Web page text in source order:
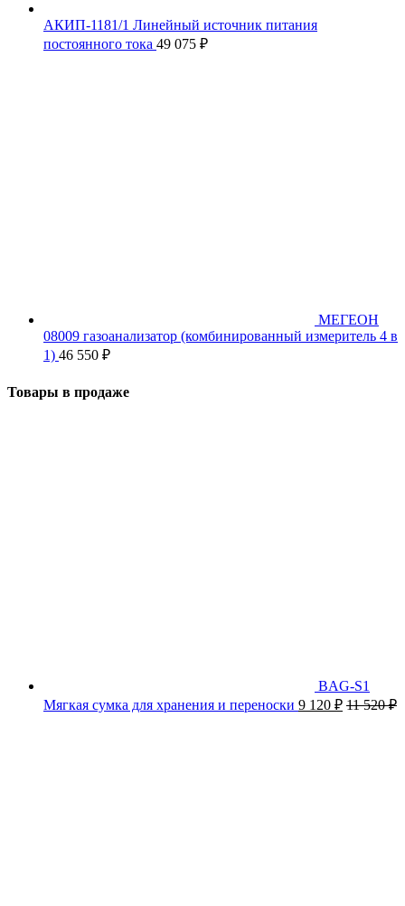
АКИП-1181/1 Линейный источник питания
постоянного тока 49 075 ₽
МЕГЕОН
08009 газоанализатор (комбинированный измеритель 4 в
1) 46 550 ₽
Товары в продаже
BAG-S1
Мягкая сумка для хранения и переноски 9 120 ₽ 11 520₽